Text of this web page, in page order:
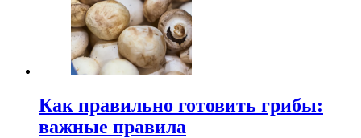
Как правильно готовить грибы:
важные правила